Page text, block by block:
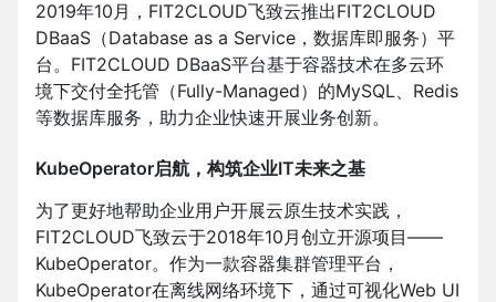
2019年10月，FIT2CLOUD飞致云推出FIT2CLOUD
DBaaS（Database as a Service，数据库即服务）平
台。FIT2CLOUD DBaaS平台基于容器技术在多云环
境下交付全托管（Fully-Managed）的MySQL、Redis
等数据库服务，助力企业快速开展业务创新。
KubeOperator启航，构筑企业IT未来之基
为了更好地帮助企业用户开展云原生技术实践，
FIT2CLOUD飞致云于2018年10月创立开源项目——
KubeOperator。作为一款容器集群管理平台，
KubeOperator在离线网络环境下，通过可视化Web UI